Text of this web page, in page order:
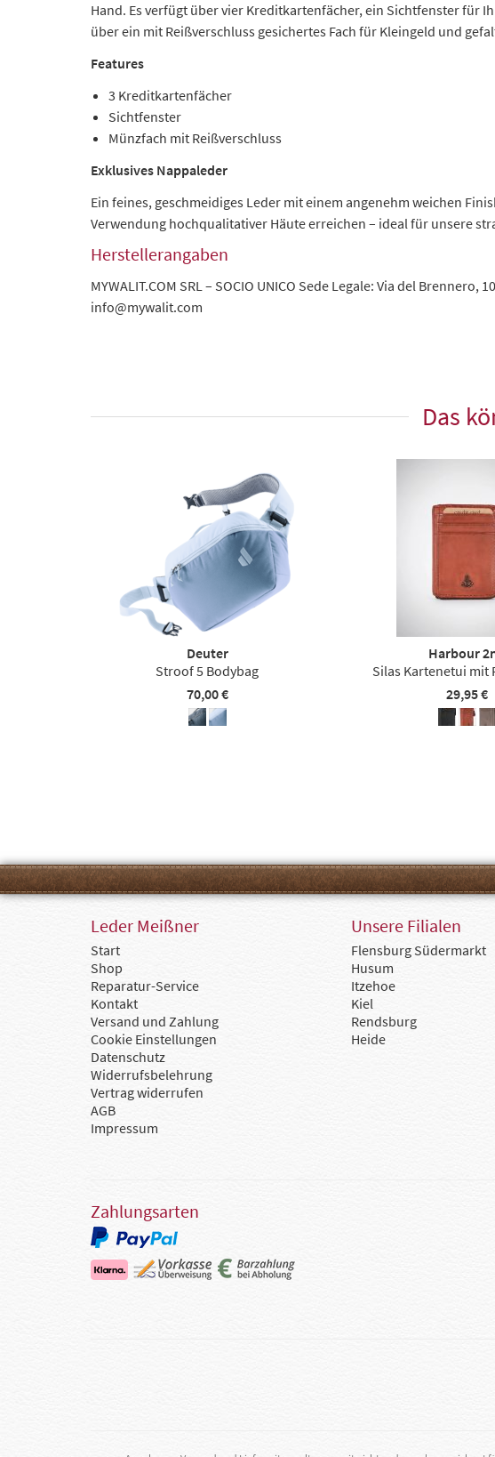
Hand. Es verfügt über vier Kreditkartenfächer, ein Sichtfenster für
über ein mit Reißverschluss gesichertes Fach für Kleingeld und
Features
3 Kreditkartenfächer
Sichtfenster
Münzfach mit Reißverschluss
Exklusives Nappaleder
Ein feines, geschmeidiges Leder mit einem angenehm weichen
Verwendung hochqualitativer Häute erreichen – ideal für unsere
Herstellerangaben
MYWALIT.COM SRL – SOCIO UNICO Sede Legale: Via del Brennero,
info@mywalit.com
Das
Deuter
Stroof 5 Bodybag
70,00 €
Harbour
Silas Kartenetui mit
29,95 €
Leder Meißner
Start
Shop
Reparatur-Service
Kontakt
Versand und Zahlung
Cookie Einstellungen
Datenschutz
Widerrufsbelehrung
Vertrag widerrufen
AGB
Impressum
Unsere Filialen
Flensburg Südermarkt
Husum
Itzehoe
Kiel
Rendsburg
Heide
Zahlungsarten